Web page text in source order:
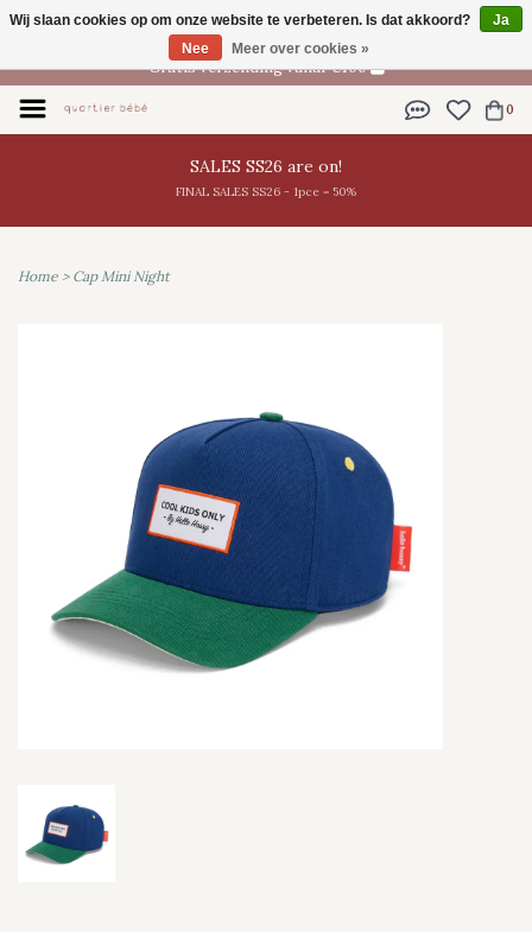
NL
Gratis verzending vanaf €100
0
SALES SS26 are on!
FINAL SALES SS26 - 1pce = 50%
Home > Cap Mini Night
Wij slaan cookies op om onze website te verbeteren. Is dat akkoord?
Ja
Nee
Meer over cookies »